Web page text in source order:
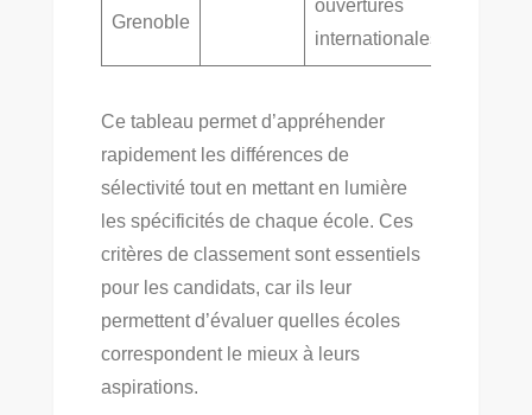
Grenoble
ouvertures
internationales
Ce tableau permet d’appréhender
rapidement les différences de
sélectivité tout en mettant en lumière
les spécificités de chaque école. Ces
critères de classement sont essentiels
pour les candidats, car ils leur
permettent d’évaluer quelles écoles
correspondent le mieux à leurs
aspirations.